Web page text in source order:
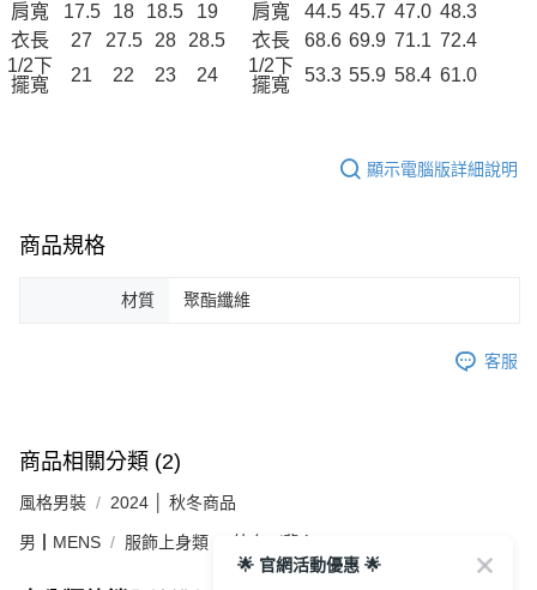
肩寬
17.5 18 18.5 19 肩寬 44.5 45.7 47.0 48.3
衣長
27 27.5 28 28.5 衣長 68.6 69.9 71.1 72.4
1/2下
擺寬
21 22 23 24
1/2下
擺寬
53.3 55.9 58.4 61.0
顯示電腦版詳細說明
商品規格
材質 聚酯纖維
客服
商品相關分類 (2)
風格男裝 2024 │ 秋冬商品
男┃MENS 服飾上身類 外套／背心
🌟 官網活動優惠 🌟